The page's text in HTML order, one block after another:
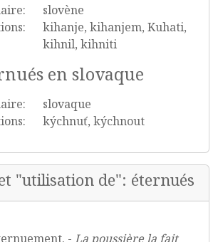
slovène
kihanje, kihanjem, Kuhati,
kihnil, kihniti
en slovaque
slovaque
kýchnuť, kýchnout
"utilisation de": éternués
- La poussière la fait